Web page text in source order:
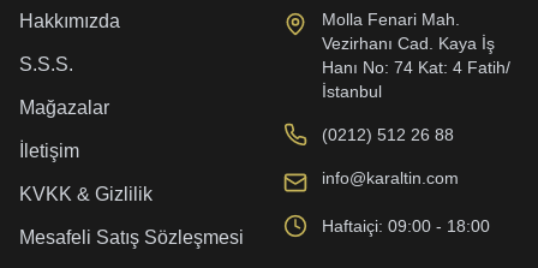
Hakkımızda
S.S.S.
Mağazalar
İletişim
KVKK & Gizlilik
Mesafeli Satış Sözleşmesi
Molla Fenari Mah.
Vezirhanı Cad. Kaya İş
Hanı No: 74 Kat: 4 Fatih/
İstanbul
(0212) 512 26 88
info@karaltin.com
Haftaiçi: 09:00 - 18:00